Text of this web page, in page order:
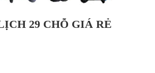
29 CHỖ GIÁ RẺ